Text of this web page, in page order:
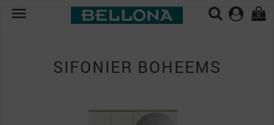
 0
SIFONIER BOHEEMS